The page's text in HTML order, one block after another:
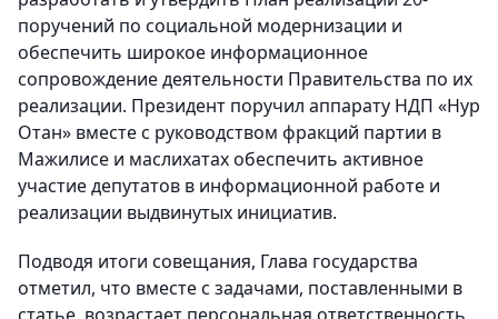
поручений по социальной модернизации и
обеспечить широкое информационное
сопровождение деятельности Правительства по их
реализации. Президент поручил аппарату НДП «Нур
Отан» вместе с руководством фракций партии в
Мажилисе и маслихатах обеспечить активное
участие депутатов в информационной работе и
реализации выдвинутых инициатив.
Подводя итоги совещания, Глава государства
отметил, что вместе с задачами, поставленными в